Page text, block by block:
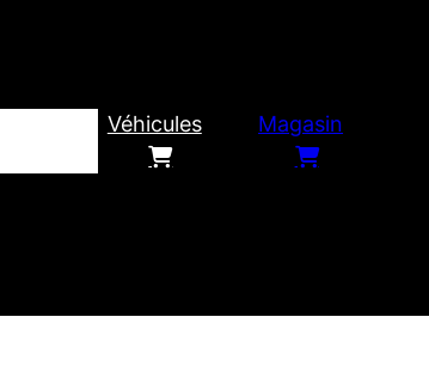
Véhicules Magasin